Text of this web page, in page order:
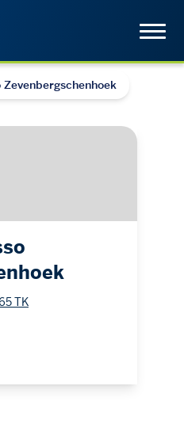
Zevenbergschenhoek
TK